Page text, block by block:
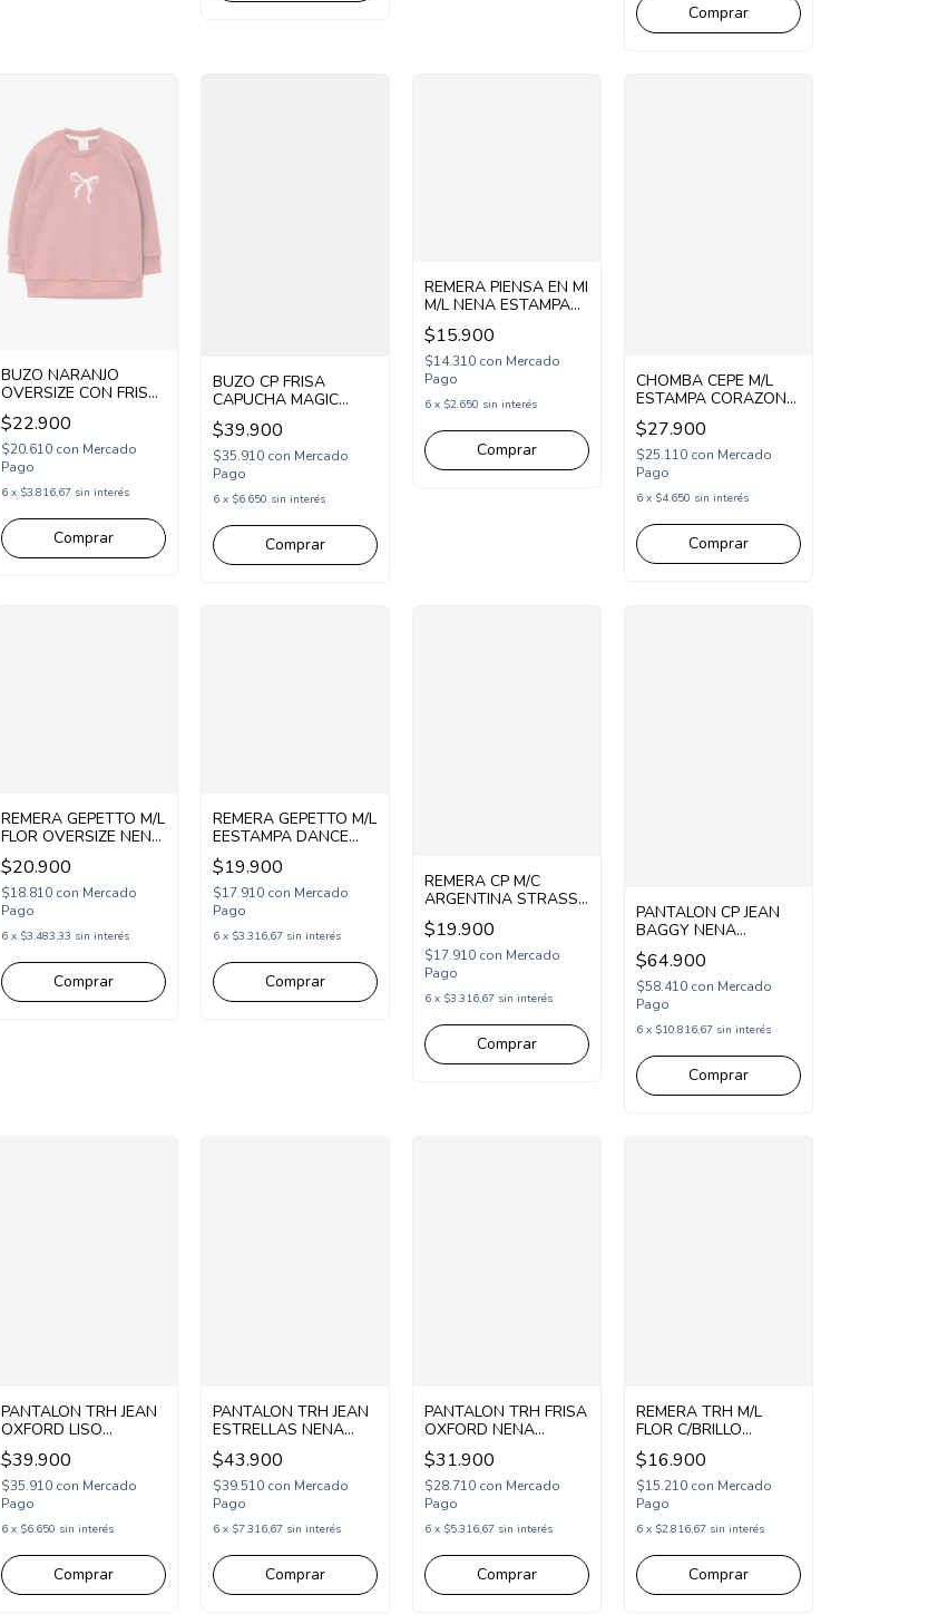
Comprar
BUZO NARANJO
OVERSIZE CON FRISA
NENA ESTAMPA
MOÑOS (NA264862)
$22.900
$20.610 con Mercado
Pago
6 x $3.816,67 sin interés
Comprar
BUZO CP FRISA
CAPUCHA MAGIC
LONDON (CP253200)
$39.900
$35.910 con Mercado
Pago
6 x $6.650 sin interés
Comprar
REMERA PIENSA EN MI
M/L NENA ESTAMPA
EN MANGAS
(PM245621)
$15.900
$14.310 con Mercado
Pago
6 x $2.650 sin interés
Comprar
CHOMBA CEPE M/L
ESTAMPA CORAZON
(CP265217)
$27.900
$25.110 con Mercado
Pago
6 x $4.650 sin interés
Comprar
REMERA GEPETTO M/L
FLOR OVERSIZE NENA
(GT295312)
$20.900
$18.810 con Mercado
Pago
6 x $3.483,33 sin interés
Comprar
REMERA GEPETTO M/L
EESTAMPA DANCE
NENA (GT295304)
$19.900
$17.910 con Mercado
Pago
6 x $3.316,67 sin interés
Comprar
REMERA CP M/C
ARGENTINA STRASS
(CP265226)
$19.900
$17.910 con Mercado
Pago
6 x $3.316,67 sin interés
Comprar
PANTALON CP JEAN
BAGGY NENA
(CP265115)
$64.900
$58.410 con Mercado
Pago
6 x $10.816,67 sin interés
Comprar
PANTALON TRH JEAN
OXFORD LISO
(P2637359)
$39.900
$35.910 con Mercado
Pago
6 x $6.650 sin interés
Comprar
PANTALON TRH JEAN
ESTRELLAS NENA
(P2637357)
$43.900
$39.510 con Mercado
Pago
6 x $7.316,67 sin interés
Comprar
PANTALON TRH FRISA
OXFORD NENA
(P2637351)
$31.900
$28.710 con Mercado
Pago
6 x $5.316,67 sin interés
Comprar
REMERA TRH M/L
FLOR C/BRILLO
(P2637252)
$16.900
$15.210 con Mercado
Pago
6 x $2.816,67 sin interés
Comprar